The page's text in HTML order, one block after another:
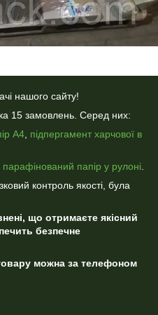
нашого сайту!
15 замовлень. Серед них:
А4 підпергамент харчової в
парафінований папір у рулоні
контроль якості, була
що отримаєте якісний
безпечне
можна за телефоном